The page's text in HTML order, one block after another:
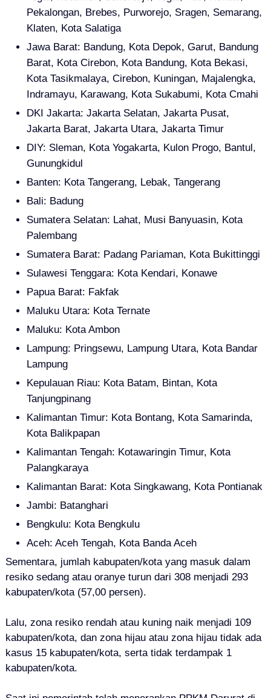
Pekalongan, Brebes, Purworejo, Sragen, Semarang,
Klaten, Kota Salatiga
Jawa Barat: Bandung, Kota Depok, Garut, Bandung
Barat, Kota Cirebon, Kota Bandung, Kota Bekasi,
Kota Tasikmalaya, Cirebon, Kuningan, Majalengka,
Indramayu, Karawang, Kota Sukabumi, Kota Cmahi
DKI Jakarta: Jakarta Selatan, Jakarta Pusat,
Jakarta Barat, Jakarta Utara, Jakarta Timur
DIY: Sleman, Kota Yogakarta, Kulon Progo, Bantul,
Gunungkidul
Banten: Kota Tangerang, Lebak, Tangerang
Bali: Badung
Sumatera Selatan: Lahat, Musi Banyuasin, Kota
Palembang
Sumatera Barat: Padang Pariaman, Kota Bukittinggi
Sulawesi Tenggara: Kota Kendari, Konawe
Papua Barat: Fakfak
Maluku Utara: Kota Ternate
Maluku: Kota Ambon
Lampung: Pringsewu, Lampung Utara, Kota Bandar
Lampung
Kepulauan Riau: Kota Batam, Bintan, Kota
Tanjungpinang
Kalimantan Timur: Kota Bontang, Kota Samarinda,
Kota Balikpapan
Kalimantan Tengah: Kotawaringin Timur, Kota
Palangkaraya
Kalimantan Barat: Kota Singkawang, Kota Pontianak
Jambi: Batanghari
Bengkulu: Kota Bengkulu
Aceh: Aceh Tengah, Kota Banda Aceh
Sementara, jumlah kabupaten/kota yang masuk dalam
resiko sedang atau oranye turun dari 308 menjadi 293
kabupaten/kota (57,00 persen).
Lalu, zona resiko rendah atau kuning naik menjadi 109
kabupaten/kota, dan zona hijau atau zona hijau tidak ada
kasus 15 kabupaten/kota, serta tidak terdampak 1
kabupaten/kota.